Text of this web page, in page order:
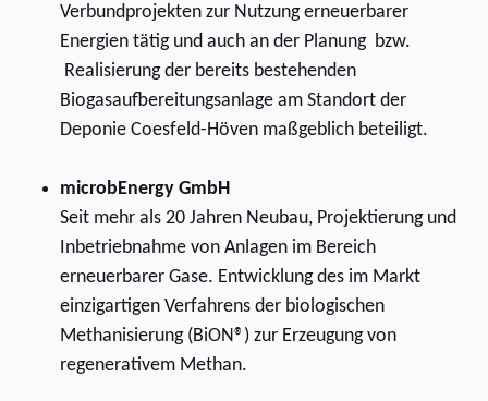
Verbundprojekten zur Nutzung erneuerbarer
Energien tätig und auch an der Planung bzw.
Realisierung der bereits bestehenden
Biogasaufbereitungsanlage am Standort der
Deponie Coesfeld-Höven maßgeblich beteiligt.
microbEnergy GmbH
Seit mehr als 20 Jahren Neubau, Projektierung und
Inbetriebnahme von Anlagen im Bereich
erneuerbarer Gase. Entwicklung des im Markt
einzigartigen Verfahrens der biologischen
Methanisierung (BiON®) zur Erzeugung von
regenerativem Methan.